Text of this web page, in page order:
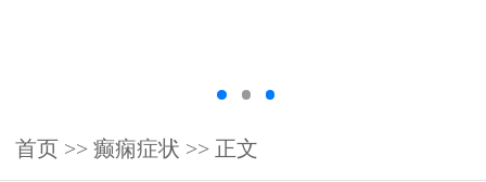
首页 >> 癫痫症状 >> 正文